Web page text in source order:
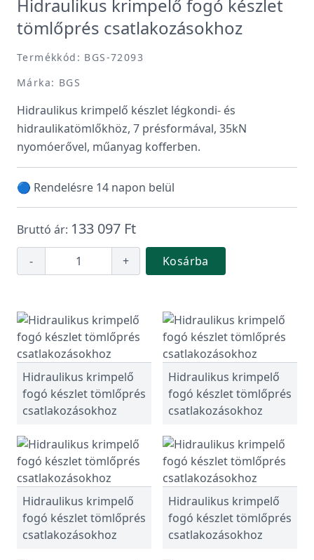
Hidraulikus krimpelő fogó készlet
tömlőprés csatlakozásokhoz
Termékkód: BGS-72093
Márka: BGS
Hidraulikus krimpelő készlet légkondi- és
hidraulikatömlőkhöz, 7 présformával, 35kN
nyomóerővel, műanyag kofferben.
🔵 Rendelésre 14 napon belül
Bruttó ár: 133 097 Ft
- + Kosárba
Hidraulikus krimpelő
fogó készlet tömlőprés
csatlakozásokhoz
Hidraulikus krimpelő
fogó készlet tömlőprés
csatlakozásokhoz
Hidraulikus krimpelő
fogó készlet tömlőprés
csatlakozásokhoz
Hidraulikus krimpelő
fogó készlet tömlőprés
csatlakozásokhoz